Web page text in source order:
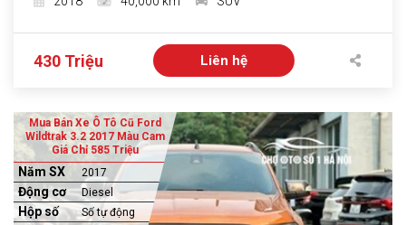
430 Triệu Liên hệ
Mua Bán Xe Ô Tô Cũ Ford
Wildtrak 3.2 2017 Màu Cam
Giá Chỉ 585 Triệu
Năm SX 2017
Động cơ Diesel
Hộp số Số tự động